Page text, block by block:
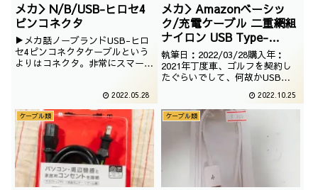
メカ＞N/B/USB-ヒロセ4
ピンコネクタ
▶メカ話ノーブランドUSB-ヒロ
セ4ピンコネクタケーブルという
よりはコネクタ。非常にスマート
えなくなりそうです。執筆日：
2020/09/17購入年：-年購入場
所：-製造国：ーJAN：ー
2022.05.28
メカ＞Amazonベーシッ
ク/充電ケーブル 二重網組
ナイロン USB Type-
C~Type-C 2.0 ゴールド 約
0.3m
執筆日：2022/03/28購入年：
2021年丁度車、ゴルフを契約し
たぐらいでして、何故かUSB
で、それに使用するために購入し
たのでございます。結果的に、
iPadの充電に大活躍しておりま
2022.10.25
ケーブル類 ケーブル類